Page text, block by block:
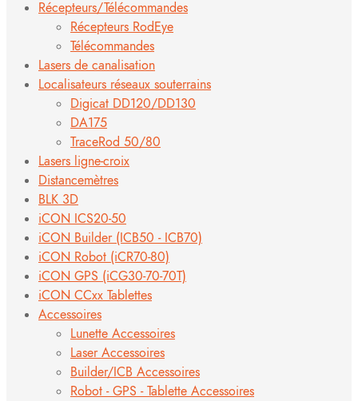
Récepteurs/Télécommandes
Récepteurs RodEye
Télécommandes
Lasers de canalisation
Localisateurs réseaux souterrains
Digicat DD120/DD130
DA175
TraceRod 50/80
Lasers ligne-croix
Distancemètres
BLK 3D
iCON ICS20-50
iCON Builder (ICB50 - ICB70)
iCON Robot (iCR70-80)
iCON GPS (iCG30-70-70T)
iCON CCxx Tablettes
Accessoires
Lunette Accessoires
Laser Accessoires
Builder/ICB Accessoires
Robot - GPS - Tablette Accessoires